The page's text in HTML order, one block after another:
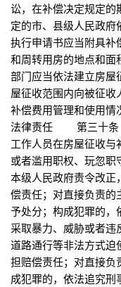
讼，在补偿决定规定的
定的市、县级人民政
执行申请书应当附具补
和周转用房的地点和
部门应当依法建立房屋
屋征收范围内向被征
补偿费用管理和使用
法律责任 第三十条
工作人员在房屋征收与
或者滥用职权、玩忽
本级人民政府责令改正
偿责任；对直接负责的
予处分；构成犯罪的
采取暴力、威胁或者违
道路通行等非法方式迫
担赔偿责任；对直接负
成犯罪的，依法追究